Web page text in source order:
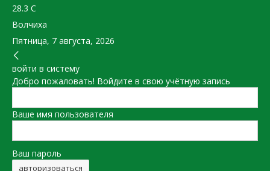
28.3 C
Волчиха
Пятница, 7 августа, 2026
войти в систему
Добро пожаловать! Войдите в свою учётную запись
Ваше имя пользователя
Ваш пароль